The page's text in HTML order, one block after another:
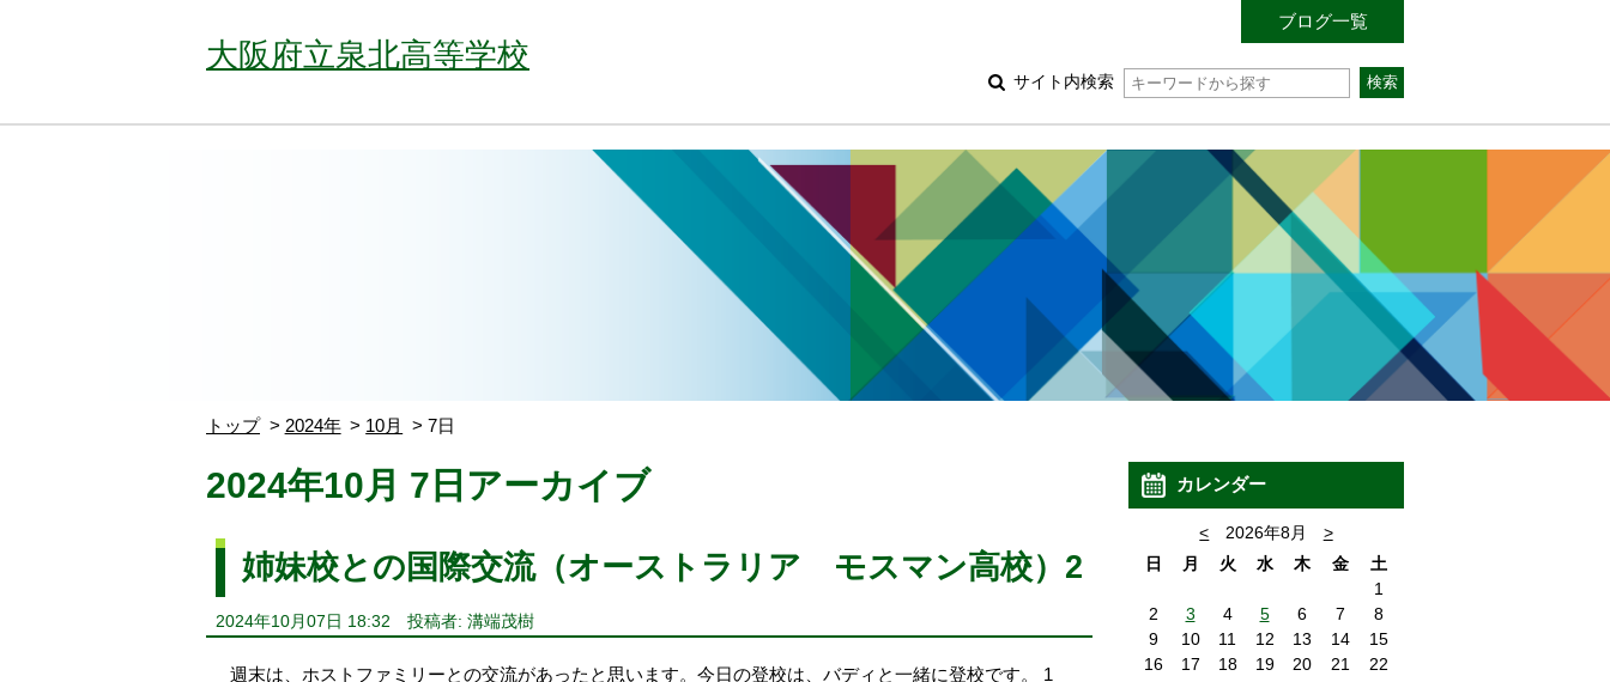
大阪府立泉北高等学校
ブログ一覧
サイト内検索
トップ 2024年 10月 7日
2024年10月 7日アーカイブ
姉妹校との国際交流（オーストラリア モスマン高校）2
2024年10月07日 18:32 投稿者: 溝端茂樹
週末は、ホストファミリーとの交流があったと思います。今日の登校は、バディと一緒に登校です。 1
カレンダー
< 2026年8月
>
日
月 火 水 木 金
土
1
2
3 4 5 6 7
8
9
10 11 12 13 14
15
16
17 18 19 20 21
22